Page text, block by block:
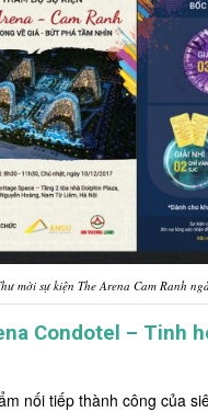
mời sự kiện The Arena Cam Ranh
Condotel – Tinh
nối tiếp thành công của